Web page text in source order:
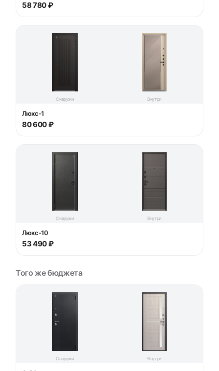
58 780 ₽
Снаружи Внутри
Люкс-1
80 600 ₽
Снаружи Внутри
Люкс-10
53 490 ₽
Того же бюджета
Снаружи Внутри